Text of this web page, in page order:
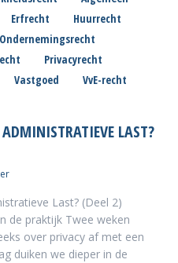
Erfrecht
Huurrecht
Ondernemingsrecht
Privacyrecht
Vastgoed VvE-recht
LAST?
Last? (Deel 2)
de praktijk Twee weken
over privacy af met een
duiken we dieper in de